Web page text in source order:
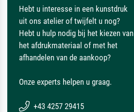
Hebt u interesse in een kunstdruk
uit ons atelier of twijfelt u nog?
Hebt u hulp nodig bij het kiezen van
het afdrukmateriaal of met het
afhandelen van de aankoop?
Onze experts helpen u graag.
+43 4257 29415